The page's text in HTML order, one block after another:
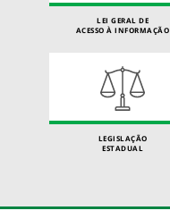
LEI GERAL DE
ACESSO À INFORMAÇÃO
LEGISLAÇÃO
ESTADUAL